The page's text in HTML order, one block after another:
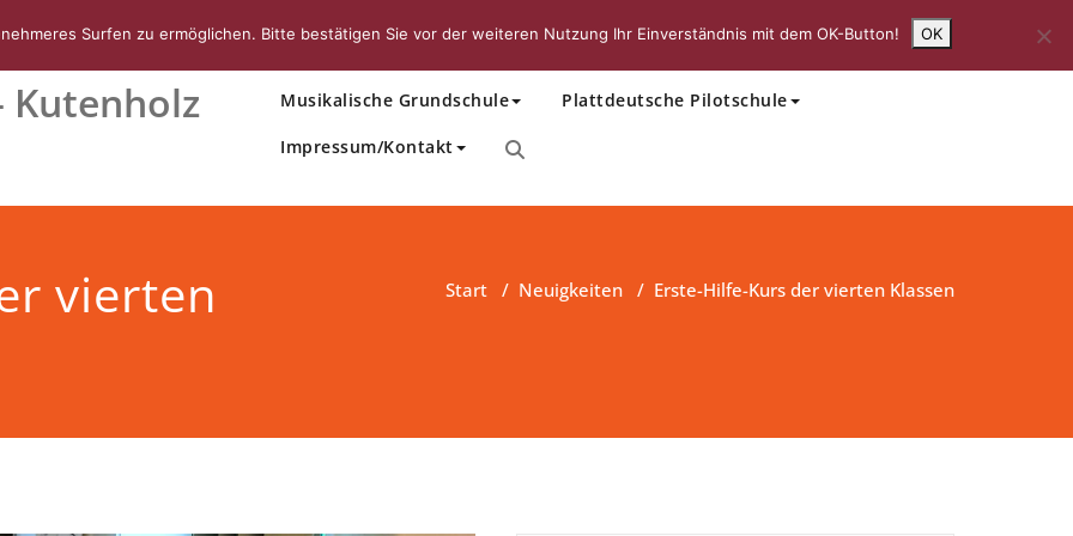
Kutenholz Musikalische Grundschule Plattdeutsche Pilotschule
Impressum/Kontakt
vierten
Start / Neuigkeiten / Erste-Hilfe-Kurs der vierten Klassen
Surfen zu ermöglichen. Bitte bestätigen Sie vor der weiteren Nutzung Ihr Einverständnis mit dem OK-Button! OK